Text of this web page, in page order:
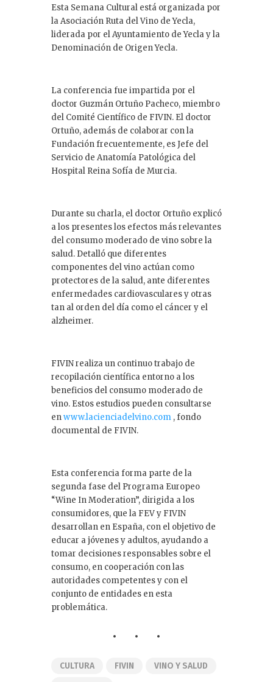
Esta Semana Cultural está organizada por
la Asociación Ruta del Vino de Yecla,
liderada por el Ayuntamiento de Yecla y la
Denominación de Origen Yecla.
La conferencia fue impartida por el
doctor Guzmán Ortuño Pacheco, miembro
del Comité Científico de FIVIN. El doctor
Ortuño, además de colaborar con la
Fundación frecuentemente, es Jefe del
Servicio de Anatomía Patológica del
Hospital Reina Sofía de Murcia.
Durante su charla, el doctor Ortuño explicó
a los presentes los efectos más relevantes
del consumo moderado de vino sobre la
salud. Detalló que diferentes
componentes del vino actúan como
protectores de la salud, ante diferentes
enfermedades cardiovasculares y otras
tan al orden del día como el cáncer y el
alzheimer.
FIVIN realiza un continuo trabajo de
recopilación científica entorno a los
beneficios del consumo moderado de
vino. Estos estudios pueden consultarse
enwww.lacienciadelvino.com , fondo
documental de FIVIN.
Esta conferencia forma parte de la
segunda fase del Programa Europeo
“Wine In Moderation”, dirigida a los
consumidores, que la FEV y FIVIN
desarrollan en España, con el objetivo de
educar a jóvenes y adultos, ayudando a
tomar decisiones responsables sobre el
consumo, en cooperación con las
autoridades competentes y con el
conjunto de entidades en esta
problemática.
CULTURA FIVIN
VINO Y SALUD